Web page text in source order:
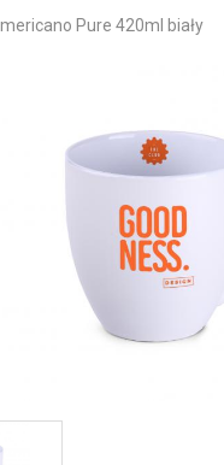
Pure 420ml biały